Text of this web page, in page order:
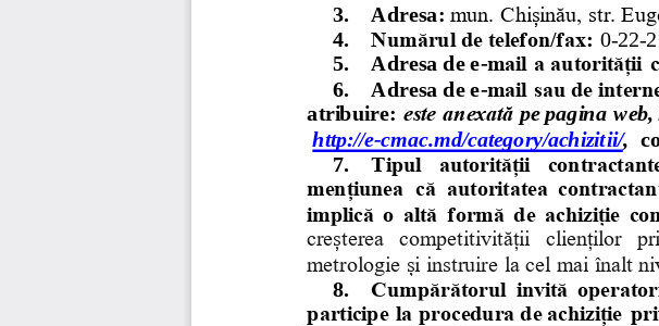
3.
Adresa: mun. Chișinău, str.
4.
Numărul de telefon/fax: 0-22-
5.
Adresa de e-mail a autorității
6.
Adresa de e-mail sau de
atribuire: este anexată pe pagina
http://e-cmac.md/category/achizitii/,
7.
Tipul  autorității
mențiunea  că  autoritatea
implică o altă formă de achiziție
creșterea  competitivității  clienților
metrologie și instruire la cel mai înalt
8.
Cumpărătorul  invită
participe la procedura de achiziție